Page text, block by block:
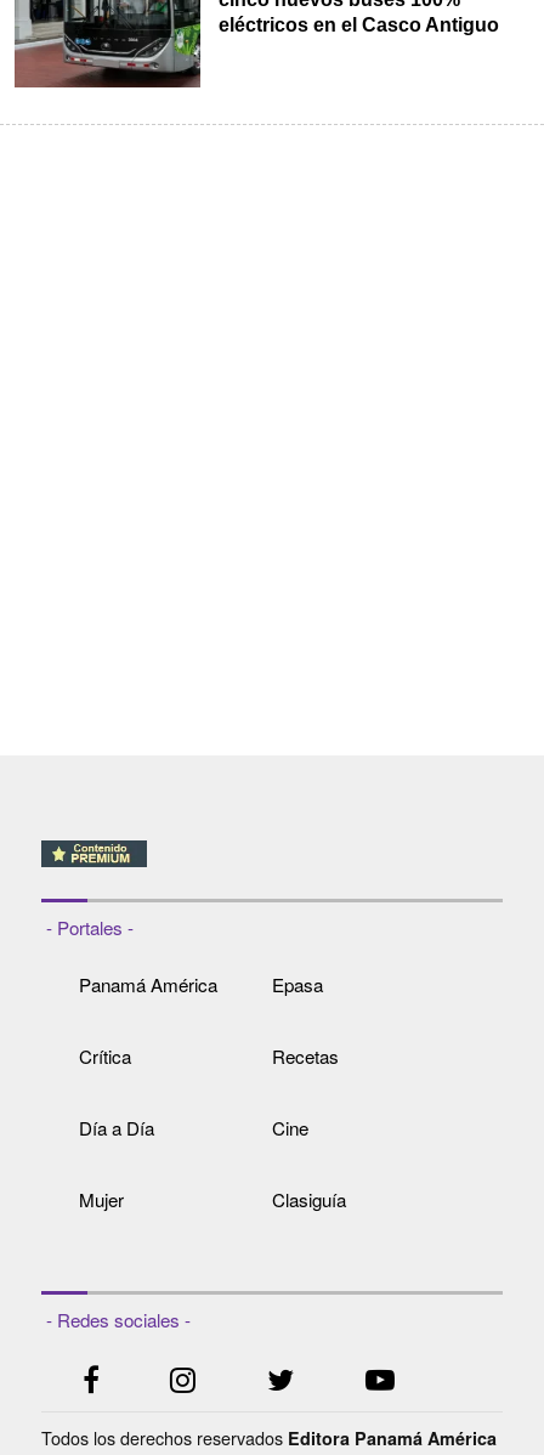
eléctricos en el Casco Antiguo
- Portales -
Panamá América Epasa
Crítica Recetas
Día a Día Cine
Mujer Clasiguía
- Redes sociales -
Todos los derechos reservados Editora Panamá América